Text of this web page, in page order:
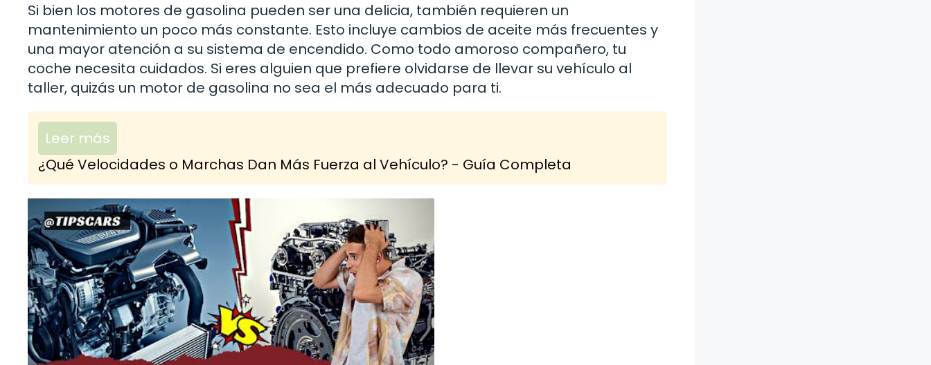
Si bien los motores de gasolina pueden ser una delicia, también requieren un
mantenimiento un poco más constante. Esto incluye cambios de aceite más frecuentes y
una mayor atención a su sistema de encendido. Como todo amoroso compañero, tu
coche necesita cuidados. Si eres alguien que prefiere olvidarse de llevar su vehículo al
taller, quizás un motor de gasolina no sea el más adecuado para ti.
Leer más
¿Qué Velocidades o Marchas Dan Más Fuerza al Vehículo? - Guía Completa